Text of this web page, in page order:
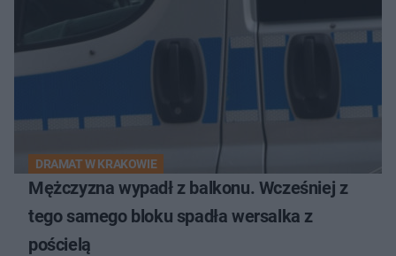
DRAMAT W KRAKOWIE
Mężczyzna wypadł z balkonu. Wcześniej z
tego samego bloku spadła wersalka z
pościelą